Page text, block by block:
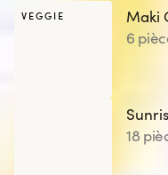
jours. Disponible
Sushi Shop, jusqu'au
VEGGIE
Maki
6
18